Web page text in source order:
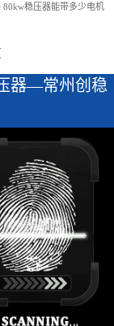
80kw稳压器能带多少电机
器—常州创稳